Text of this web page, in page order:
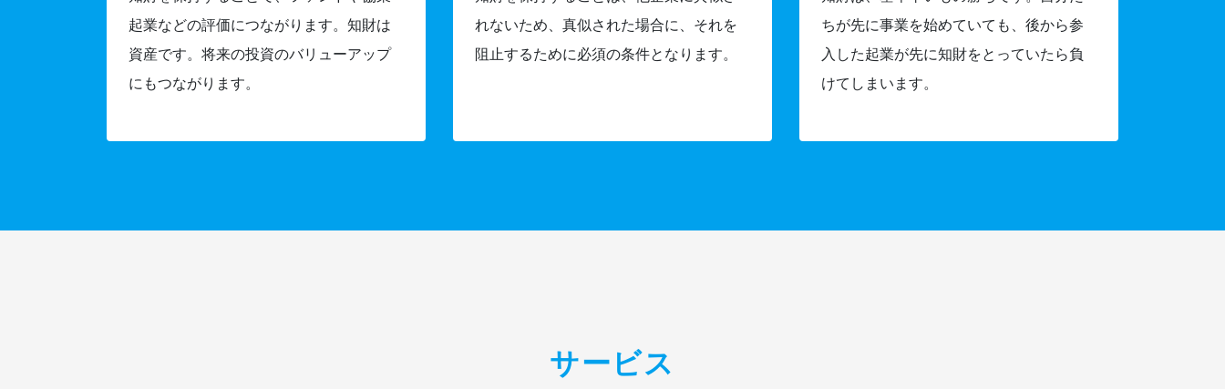
起業などの評価につながります。知財は
資産です。将来の投資のバリューアップ
にもつながります。
れないため、真似された場合に、それを
阻止するために必須の条件となります。
ちが先に事業を始めていても、後から参
入した起業が先に知財をとっていたら負
けてしまいます。
サービス